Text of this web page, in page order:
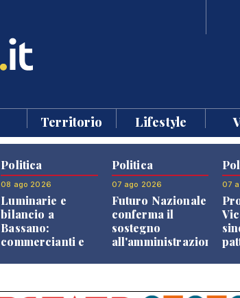
Territorio Lifestyle
Politica
08 ago 2026
Luminarie e
bilancio a
Bassano:
commercianti e
Politica
07 ago 2026
Futuro Nazionale
conferma il
sostegno
all'amministrazione
07